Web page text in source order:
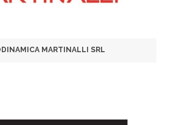
MARTINALLI SRL